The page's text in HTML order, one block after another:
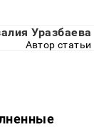
Уразбаева
Автор статьи